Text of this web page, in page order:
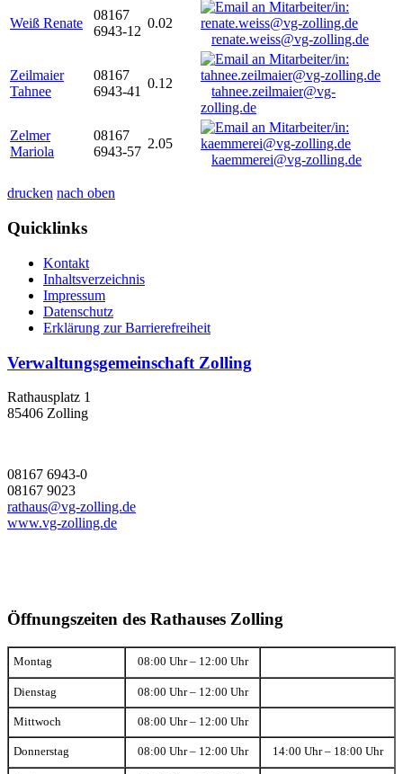
Weiß Renate
08167
6943-12
0.02
renate.weiss@vg-zolling.de
Zeilmaier
Tahnee
08167
6943-41
0.12
tahnee.zeilmaier@vg-
zolling.de
Zelmer
Mariola
08167
6943-57
2.05
kaemmerei@vg-zolling.de
drucken nach oben
Quicklinks
Kontakt
Inhaltsverzeichnis
Impressum
Datenschutz
Erklärung zur Barrierefreiheit
Verwaltungsgemeinschaft Zolling
Rathausplatz 1
85406 Zolling
08167 6943-0
08167 9023
rathaus@vg-zolling.de
www.vg-zolling.de
Öffnungszeiten des Rathauses Zolling
Montag 08:00 Uhr – 12:00 Uhr
Dienstag 08:00 Uhr – 12:00 Uhr
Mittwoch 08:00 Uhr – 12:00 Uhr
Donnerstag 08:00 Uhr – 12:00 Uhr 14:00 Uhr – 18:00 Uhr